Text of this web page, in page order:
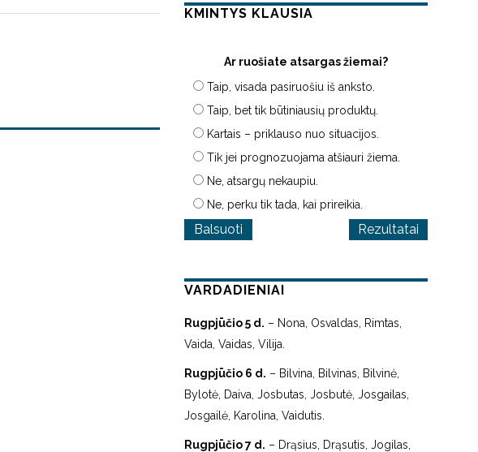
KMINTYS KLAUSIA
Ar ruošiate atsargas žiemai?
Taip, visada pasiruošiu iš anksto.
Taip, bet tik būtiniausių produktų.
Kartais – priklauso nuo situacijos.
Tik jei prognozuojama atšiauri žiema.
Ne, atsargų nekaupiu.
Ne, perku tik tada, kai prireikia.
Rezultatai
VARDADIENIAI
Rugpjūčio 5 d. – Nona, Osvaldas, Rimtas,
Vaida, Vaidas, Vilija.
Rugpjūčio 6 d. – Bilvina, Bilvinas, Bilvinė,
Bylotė, Daiva, Josbutas, Josbutė, Josgailas,
Josgailė, Karolina, Vaidutis.
Rugpjūčio 7 d. – Drąsius, Drąsutis, Jogilas,